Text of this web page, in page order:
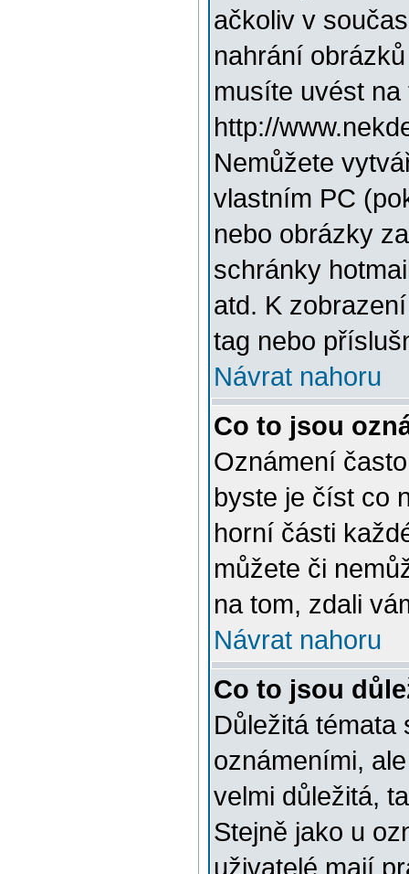
ačkoliv v
nahrání
musíte uvést
http://
Nemůžete
vlastním PC
nebo obrázky
schránky
atd. K
tag nebo
Návrat nahoru
Co to jsou
Oznámení
byste je číst co
horní části
můžete či
na tom, zdali
Návrat nahoru
Co to jsou
Důležitá témata
oznámeními,
velmi důležitá,
Stejně jako u
uživatelé mají